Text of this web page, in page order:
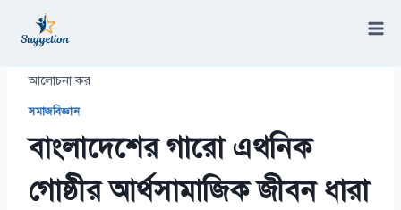
আলোচনা কর
সমাজবিজ্ঞান
বাংলাদেশের গারো এথনিক
গোষ্ঠীর আর্থসামাজিক জীবন ধারা